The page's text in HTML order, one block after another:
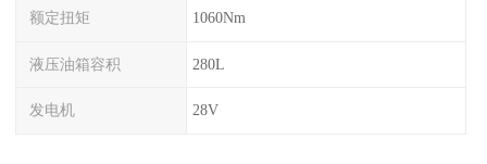
额定扭矩 1060Nm
液压油箱容积 280L
发电机 28V